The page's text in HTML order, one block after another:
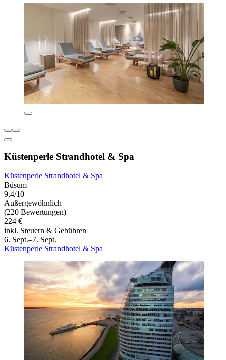
Küstenperle Strandhotel & Spa
Küstenperle Strandhotel & Spa
Büsum
9,4/10
Außergewöhnlich
(220 Bewertungen)
224 €
inkl. Steuern & Gebühren
6. Sept.–7. Sept.
Küstenperle Strandhotel & Spa